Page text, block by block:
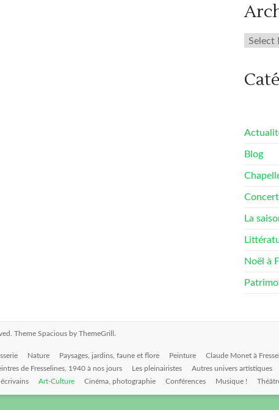
Blog
La
Noël à
Theme Spacious by ThemeGrill.
Nature Paysages, jardins, faune et flore Peinture Claude Monet à
de Fresselines, 1940 à nos jours Les pleinairistes Autres univers artistiques
Art-Culture Cinéma, photographie Conférences Musique !